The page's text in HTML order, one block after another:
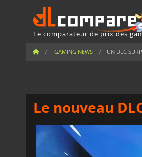
Le comparateur de prix des
GAMING NEWS UN DLC
Le nouveau